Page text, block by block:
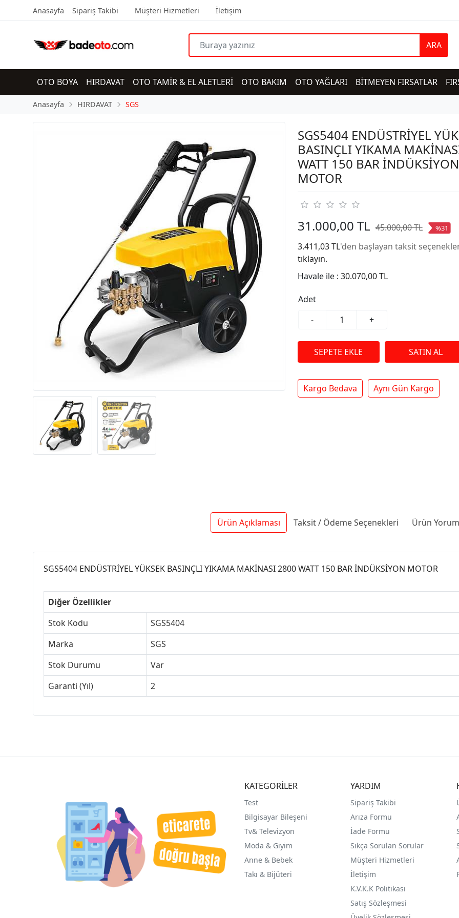
Anasayfa Sipariş Takibi Müşteri Hizmetleri İletişim
ARA
OTO BOYA HIRDAVAT OTO TAMİR & EL ALETLERİ OTO BAKIM OTO YAĞLARI BİTMEYEN FIRSATLAR
Anasayfa HIRDAVAT SGS
SGS5404 ENDÜSTRİYEL
BASINÇLI YIKAMA
WATT 150 BAR İNDÜKSİYON
MOTOR
31.000,00 TL 45.000,00 TL %31
3.411,03 TL'den başlayan taksit
tıklayın.
Havale ile : 30.070,00 TL
Adet
-
+
Kargo Bedava Aynı Gün Kargo
Ürün Açıklaması Taksit / Ödeme Seçenekleri Ürün
SGS5404 ENDÜSTRİYEL YÜKSEK BASINÇLI YIKAMA MAKİNASI 2800 WATT 150 BAR İNDÜKSİYON MOTOR
Diğer Özellikler
Stok Kodu
SGS5404
Marka
SGS
Stok Durumu
Var
Garanti (Yıl)
2
KATEGORİLER
Test
Bilgisayar Bileşeni
Tv& Televizyon
Moda & Giyim
Anne & Bebek
Takı & Bijüteri
YARDIM
Sipariş Takibi
Arıza Formu
İade Formu
Sıkça Sorulan Sorular
Müşteri Hizmetleri
İletişim
K.V.K.K Politikası
Satış Sözleşmesi